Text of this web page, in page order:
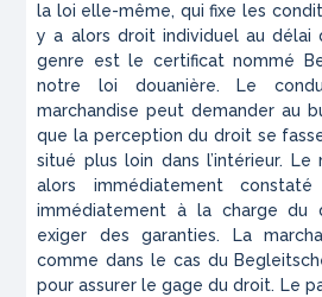
la loi elle-même, qui fixe les
y a alors droit individuel au délai
genre est le certificat nommé
notre loi douanière. Le
marchandise peut demander au
que la perception du droit se
situé plus loin dans l’intérieur.
alors immédiatement
immédiatement à la charge du
exiger des garanties. La
comme dans le cas du
pour assurer le gage du droit. Le